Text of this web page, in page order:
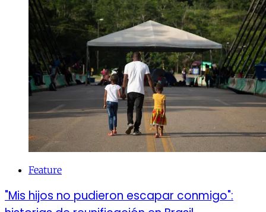
Feature
"Mis hijos no pudieron escapar conmigo":